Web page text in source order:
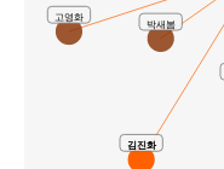
박새봄
고영화
김진화